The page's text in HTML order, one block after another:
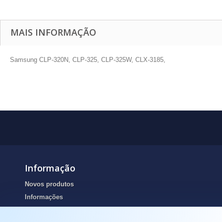
MAIS INFORMAÇÃO
Samsung CLP-320N, CLP-325, CLP-325W, CLX-3185,
Informação
Novos produtos
Informações
Portes de envio